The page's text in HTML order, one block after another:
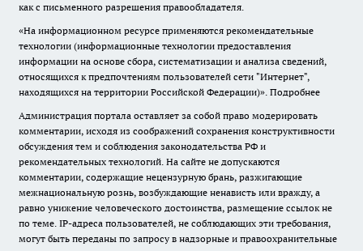
как с письменного разрешения правообладателя.
«На информационном ресурсе применяются рекомендательные
технологии (информационные технологии предоставления
информации на основе сбора, систематизации и анализа сведений,
относящихся к предпочтениям пользователей сети "Интернет",
находящихся на территории Российской Федерации)». Подробнее
Администрация портала оставляет за собой право модерировать
комментарии, исходя из соображений сохранения конструктивности
обсуждения тем и соблюдения законодательства РФ и
рекомендательных технологий. На сайте не допускаются
комментарии, содержащие нецензурную брань, разжигающие
межнациональную рознь, возбуждающие ненависть или вражду, а
равно унижение человеческого достоинства, размещение ссылок не
по теме. IP-адреса пользователей, не соблюдающих эти требования,
могут быть переданы по запросу в надзорные и правоохранительные